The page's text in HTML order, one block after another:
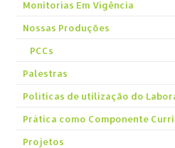
Monitorias Em Vigência
Nossas Produções
PCCs
Palestras
Políticas de utilização do
Prática como Componente
Projetos